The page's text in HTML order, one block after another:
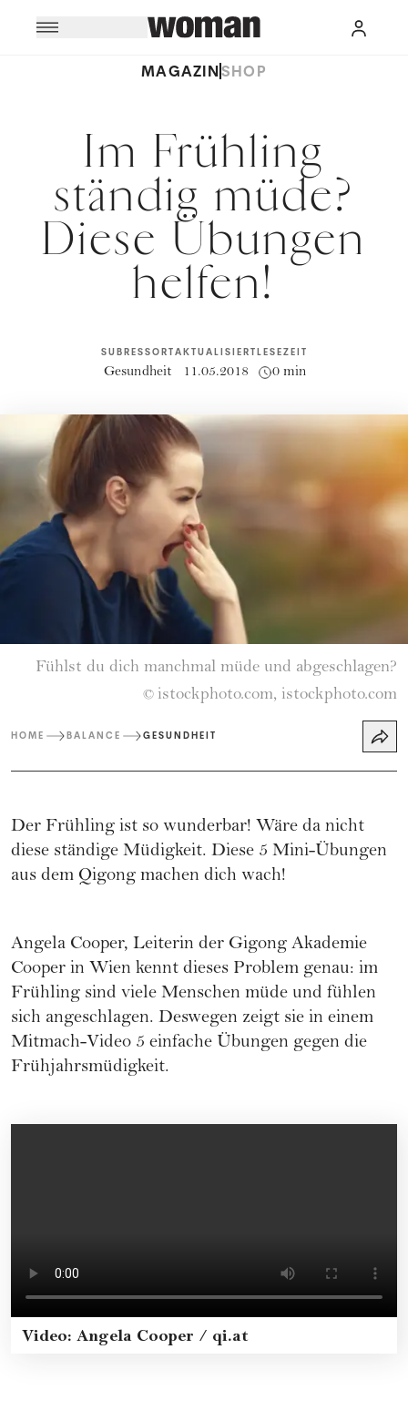
MAGAZINSHOP
Im Frühling
ständig müde?
Diese Übungen
helfen!
SUBRESSORT
Gesundheit
AKTUALISIERT
11.05.2018
LESEZEIT
0 min
Fühlst du dich manchmal müde und abgeschlagen?
© istockphoto.com, istockphoto.com
HOME BALANCE GESUNDHEIT
Der Frühling ist so wunderbar! Wäre da nicht
diese ständige Müdigkeit. Diese 5 Mini-Übungen
aus dem Qigong machen dich wach!
Angela Cooper, Leiterin der Gigong Akademie
Cooper in Wien kennt dieses Problem genau: im
Frühling sind viele Menschen müde und fühlen
sich angeschlagen. Deswegen zeigt sie in einem
Mitmach-Video 5 einfache Übungen gegen die
Frühjahrsmüdigkeit.
Video: Angela Cooper / qi.at